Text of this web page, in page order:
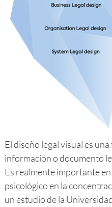
El diseño legal visual es
información o documento
Es realmente importante
psicológico en la
un estudio de la